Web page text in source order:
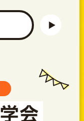
会